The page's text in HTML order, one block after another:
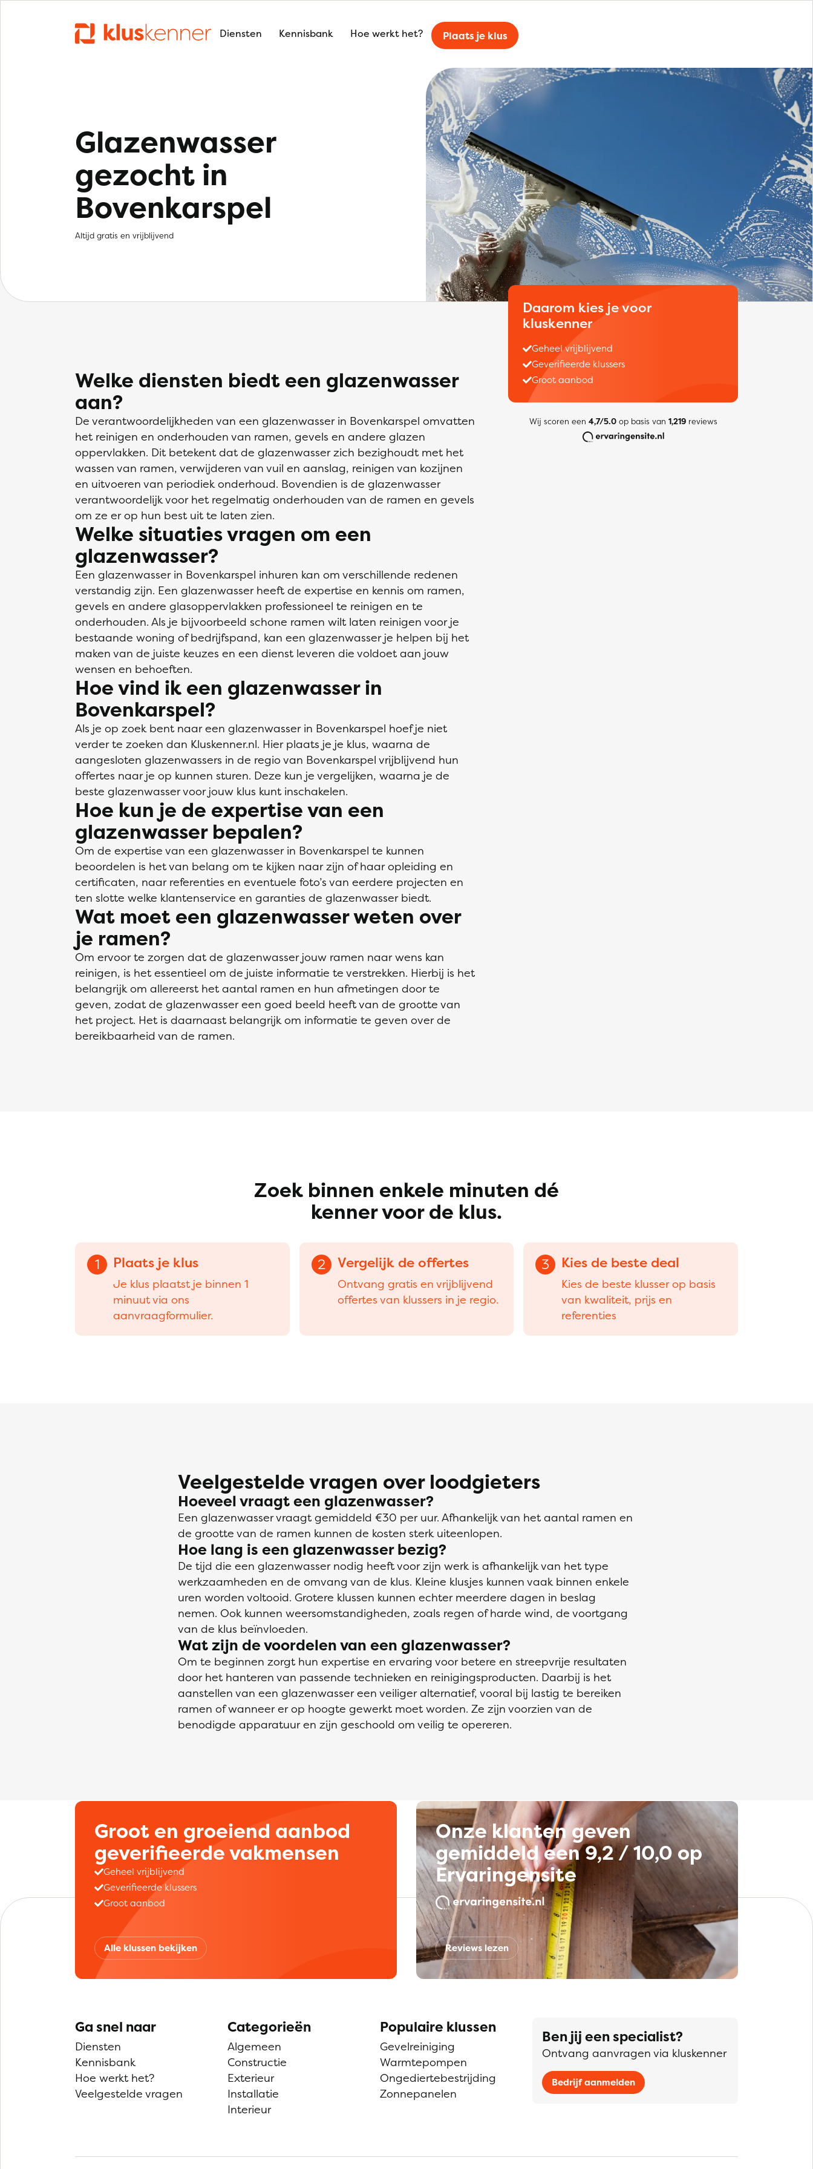
Diensten Kennisbank Hoe werkt het? Plaats je klus
Glazenwasser
gezocht in
Bovenkarspel
Altijd gratis en vrijblijvend
Welke diensten biedt een glazenwasser
aan?
De verantwoordelijkheden van een glazenwasser in Bovenkarspel omvatten
het reinigen en onderhouden van ramen, gevels en andere glazen
oppervlakken. Dit betekent dat de glazenwasser zich bezighoudt met het
wassen van ramen, verwijderen van vuil en aanslag, reinigen van kozijnen
en uitvoeren van periodiek onderhoud. Bovendien is de glazenwasser
verantwoordelijk voor het regelmatig onderhouden van de ramen en gevels
om ze er op hun best uit te laten zien.
Welke situaties vragen om een
glazenwasser?
Een glazenwasser in Bovenkarspel inhuren kan om verschillende redenen
verstandig zijn. Een glazenwasser heeft de expertise en kennis om ramen,
gevels en andere glasoppervlakken professioneel te reinigen en te
onderhouden. Als je bijvoorbeeld schone ramen wilt laten reinigen voor je
bestaande woning of bedrijfspand, kan een glazenwasser je helpen bij het
maken van de juiste keuzes en een dienst leveren die voldoet aan jouw
wensen en behoeften.
Hoe vind ik een glazenwasser in
Bovenkarspel?
Als je op zoek bent naar een glazenwasser in Bovenkarspel hoef je niet
verder te zoeken dan Kluskenner.nl. Hier plaats je je klus, waarna de
aangesloten glazenwassers in de regio van Bovenkarspel vrijblijvend hun
offertes naar je op kunnen sturen. Deze kun je vergelijken, waarna je de
beste glazenwasser voor jouw klus kunt inschakelen.
Hoe kun je de expertise van een
glazenwasser bepalen?
Om de expertise van een glazenwasser in Bovenkarspel te kunnen
beoordelen is het van belang om te kijken naar zijn of haar opleiding en
certificaten, naar referenties en eventuele foto’s van eerdere projecten en
ten slotte welke klantenservice en garanties de glazenwasser biedt.
Wat moet een glazenwasser weten over
je ramen?
Om ervoor te zorgen dat de glazenwasser jouw ramen naar wens kan
reinigen, is het essentieel om de juiste informatie te verstrekken. Hierbij is het
belangrijk om allereerst het aantal ramen en hun afmetingen door te
geven, zodat de glazenwasser een goed beeld heeft van de grootte van
het project. Het is daarnaast belangrijk om informatie te geven over de
bereikbaarheid van de ramen.
Daarom kies je voor
kluskenner
Geheel vrijblijvend
Geverifieerde klussers
Groot aanbod
Wij scoren een 4,7/5.0op basis van 1,219reviews
Zoek binnen enkele minuten dé
kenner voor de klus.
1 Plaats je klus
Je klus plaatst je binnen 1
minuut via ons
aanvraagformulier.
2 Vergelijk de offertes
Ontvang gratis en vrijblijvend
offertes van klussers in je regio.
3 Kies de beste deal
Kies de beste klusser op basis
van kwaliteit, prijs en
referenties
Veelgestelde vragen over loodgieters
Hoeveel vraagt een glazenwasser?
Een glazenwasser vraagt gemiddeld €30 per uur. Afhankelijk van het aantal ramen en
de grootte van de ramen kunnen de kosten sterk uiteenlopen.
Hoe lang is een glazenwasser bezig?
De tijd die een glazenwasser nodig heeft voor zijn werk is afhankelijk van het type
werkzaamheden en de omvang van de klus. Kleine klusjes kunnen vaak binnen enkele
uren worden voltooid. Grotere klussen kunnen echter meerdere dagen in beslag
nemen. Ook kunnen weersomstandigheden, zoals regen of harde wind, de voortgang
van de klus beïnvloeden.
Wat zijn de voordelen van een glazenwasser?
Om te beginnen zorgt hun expertise en ervaring voor betere en streepvrije resultaten
door het hanteren van passende technieken en reinigingsproducten. Daarbij is het
aanstellen van een glazenwasser een veiliger alternatief, vooral bij lastig te bereiken
ramen of wanneer er op hoogte gewerkt moet worden. Ze zijn voorzien van de
benodigde apparatuur en zijn geschoold om veilig te opereren.
Groot en groeiend aanbod
geverifieerde vakmensen
Geheel vrijblijvend
Geverifieerde klussers
Groot aanbod
Alle klussen bekijken
Onze klanten geven
gemiddeld een 9,2 / 10,0 op
Ervaringensite
Reviews lezen
Ga snel naar
Diensten
Kennisbank
Hoe werkt het?
Veelgestelde vragen
Categorieën
Algemeen
Constructie
Exterieur
Installatie
Interieur
Populaire klussen
Gevelreiniging
Warmtepompen
Ongediertebestrijding
Zonnepanelen
Ben jij een specialist?
Ontvang aanvragen via kluskenner
Bedrijf aanmelden